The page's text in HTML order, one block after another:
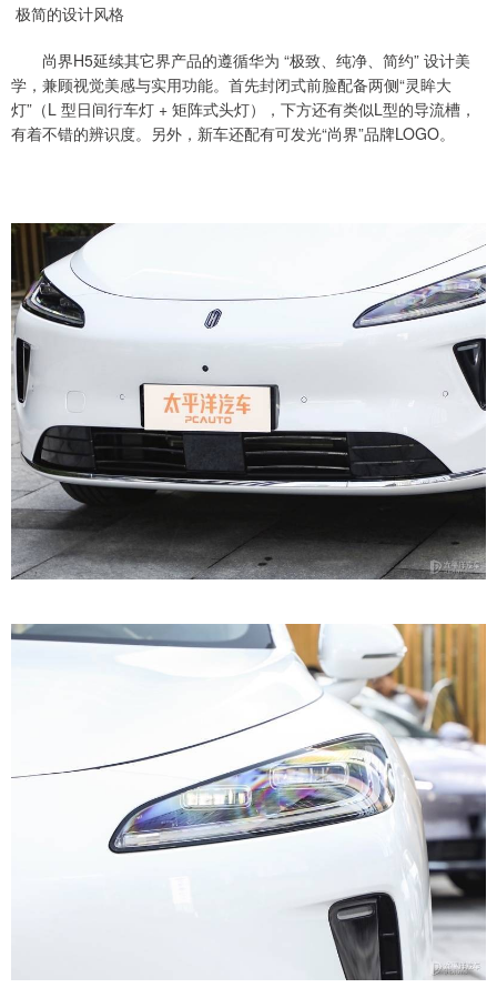
极简的设计风格
尚界H5延续其它界产品的遵循华为 “极致、纯净、简约” 设计美
学，兼顾视觉美感与实用功能。首先封闭式前脸配备两侧“灵眸大
灯”（L 型日间行车灯 + 矩阵式头灯），下方还有类似L型的导流槽，
有着不错的辨识度。另外，新车还配有可发光“尚界”品牌LOGO。